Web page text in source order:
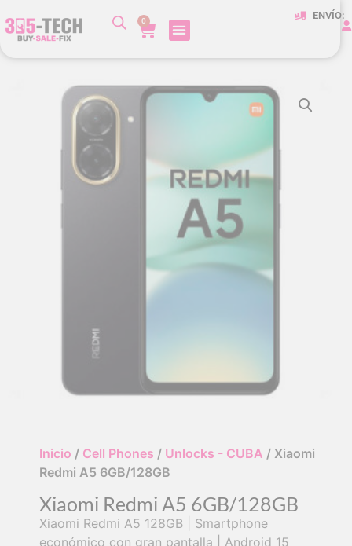
0 ENVÍO:
Inicio / Cell Phones / Unlocks - CUBA / Xiaomi
Redmi A5 6GB/128GB
Xiaomi Redmi A5 6GB/128GB
Xiaomi Redmi A5 128GB | Smartphone
económico con gran pantalla | Android 15